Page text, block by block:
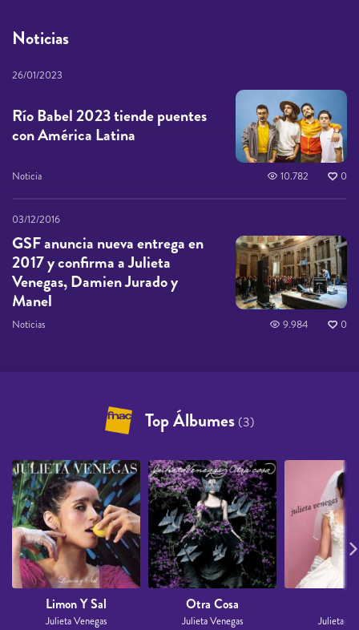
Noticias
26/01/2023
Río Babel 2023 tiende puentes
con América Latina
Noticia 10.782 0
03/12/2016
GSF anuncia nueva entrega en
2017 y confirma a Julieta
Venegas, Damien Jurado y
Manel
Noticias 9.984 0
Top Álbumes (3)
Limon Y Sal
Julieta Venegas
Otra Cosa
Julieta Venegas Julieta